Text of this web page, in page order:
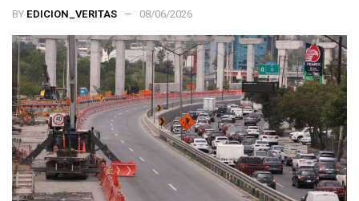
BY EDICION_VERITAS 08/06/2026